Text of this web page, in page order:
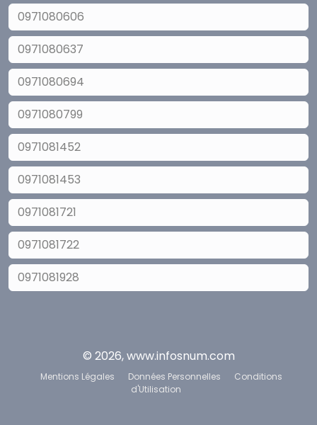
0971080606
0971080637
0971080694
0971080799
0971081452
0971081453
0971081721
0971081722
0971081928
© 2026, www.infosnum.com
Mentions Légales Données Personnelles
Conditions
d'Utilisation